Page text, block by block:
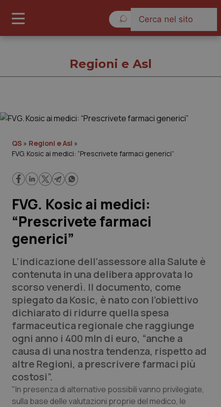
Cronache
Lavoro e Professioni
Scienza e Farmaci
Studi e Analisi
Lettere al direttore
Edizioni Regionali
QS Pro
Professionisti Sanitari.AI
Abruzzo
QS Pro Gold
Regioni e Asl
QS » Regioni e Asl »
FVG. Kosic ai medici: “Prescrivete farmaci generici”
FVG. Kosic ai medici:
“Prescrivete farmaci
generici”
L’indicazione dell’assessore alla Salute è
contenuta in una delibera approvata lo
scorso venerdì. Il documento, come
spiegato da Kosic, è nato con l’obiettivo
dichiarato di ridurre quella spesa
farmaceutica regionale che raggiunge
ogni anno i 400 mln di euro, “anche a
causa di una nostra tendenza, rispetto ad
altre Regioni, a prescrivere farmaci più
costosi”.
"In presenza di alternative possibili vanno privilegiate,
sulla base delle valutazioni proprie del medico, le